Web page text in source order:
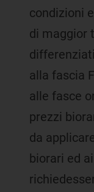
condizioni
di maggior
alla fascia
alle fasce
prezzi
da
biorari ed